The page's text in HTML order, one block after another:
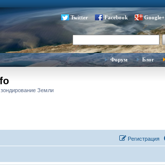
Twitter Facebook Google+
Форум Блог
Земли
Регистрация